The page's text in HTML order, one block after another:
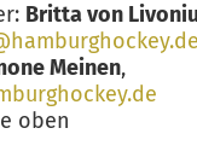
Britta von
Meinen,
oben